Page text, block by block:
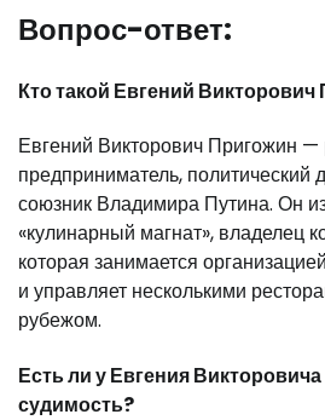
Вопрос-ответ:
Кто такой Евгений
Евгений Викторович Пригожин —
предприниматель, политический
союзник Владимира Путина. Он
«кулинарный магнат», владелец
которая занимается
и управляет несколькими
рубежом.
Есть ли у Евгения
судимость?